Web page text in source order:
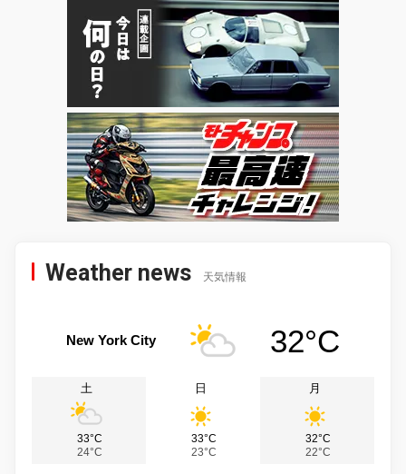
Weather news 天気情報
New York City 32°C
土
33°C
24°C
日
33°C
23°C
月
32°C
22°C